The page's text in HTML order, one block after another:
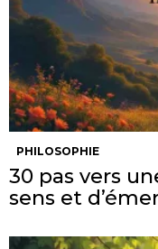
PHILOSOPHIE
30 pas vers
sens et